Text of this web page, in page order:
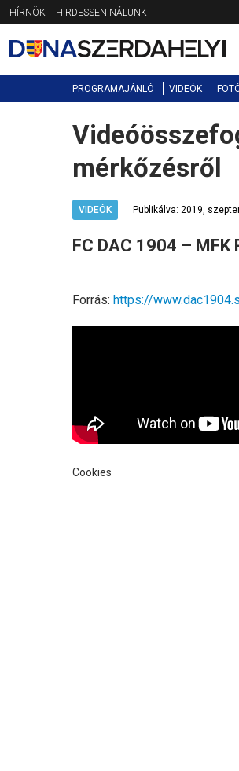
Jump
to
navigation
HÍRNÖK HIRDESSEN NÁLUNK
PROGRAMAJÁNLÓ VIDEÓK
Back
to
mérkőzésről
VIDEÓK Publikálva: 2019,
FC DAC 1904 –
Forrás: https://
Cookies